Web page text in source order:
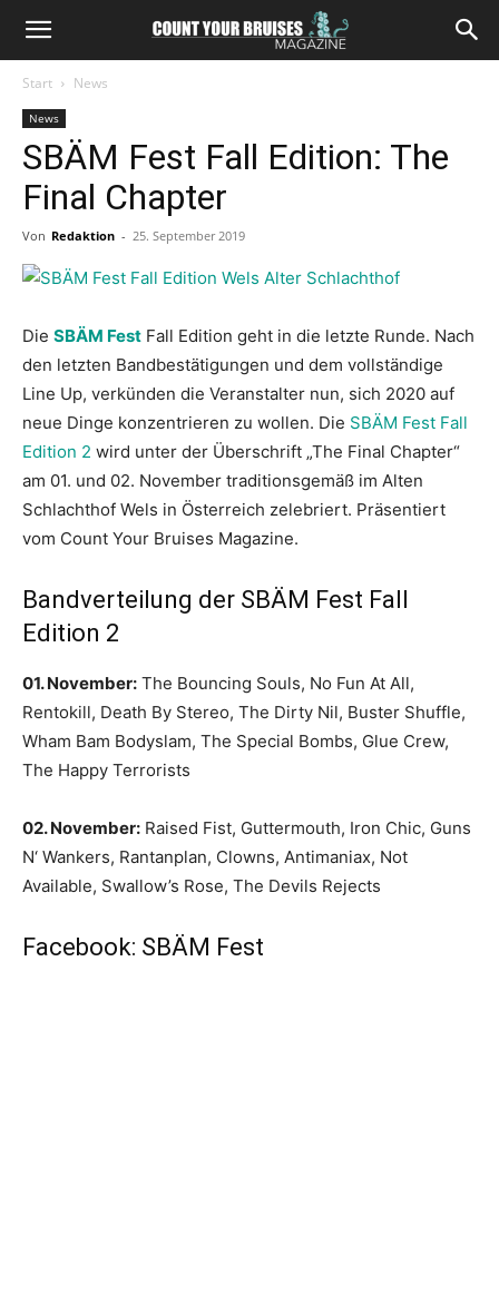
Start News
News
SBÄM Fest Fall Edition: The
Final Chapter
Von Redaktion - 25. September 2019
Die SBÄM Fest Fall Edition geht in die letzte Runde. Nach
den letzten Bandbestätigungen und dem vollständige
Line Up, verkünden die Veranstalter nun, sich 2020 auf
neue Dinge konzentrieren zu wollen. Die SBÄM Fest Fall
Edition 2 wird unter der Überschrift „The Final Chapter“
am 01. und 02. November traditionsgemäß im Alten
Schlachthof Wels in Österreich zelebriert. Präsentiert
vom Count Your Bruises Magazine.
Bandverteilung der SBÄM Fest Fall
Edition 2
01. November: The Bouncing Souls, No Fun At All,
Rentokill, Death By Stereo, The Dirty Nil, Buster Shuffle,
Wham Bam Bodyslam, The Special Bombs, Glue Crew,
The Happy Terrorists
02. November: Raised Fist, Guttermouth, Iron Chic, Guns
N‘ Wankers, Rantanplan, Clowns, Antimaniax, Not
Available, Swallow’s Rose, The Devils Rejects
Facebook: SBÄM Fest